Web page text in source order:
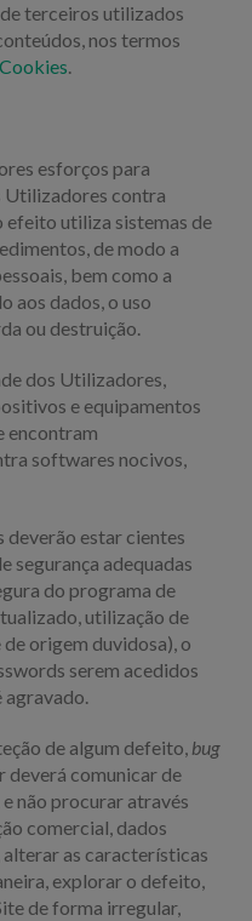
terceiros utilizados
nos termos
.
esforços para
Utilizadores contra
efeito utiliza sistemas de
de modo a
bem como a
aos dados, o uso
ou destruição.
dos Utilizadores,
e equipamentos
encontram
softwares nocivos,
estar cientes
segurança adequadas
do programa de
utilização de
origem duvidosa), o
serem acedidos
agravado.
de algum defeito, bug
deverá comunicar de
não procurar através
comercial, dados
as características
explorar o defeito,
de forma irregular,